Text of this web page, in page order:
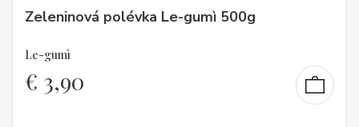
Zeleninová polévka Le-gumì 500g
Le-gumì
€ 3,90